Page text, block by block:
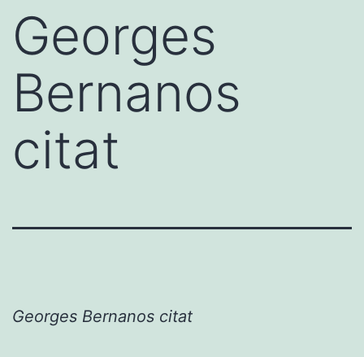
Georges
Bernanos
citat
Georges Bernanos citat